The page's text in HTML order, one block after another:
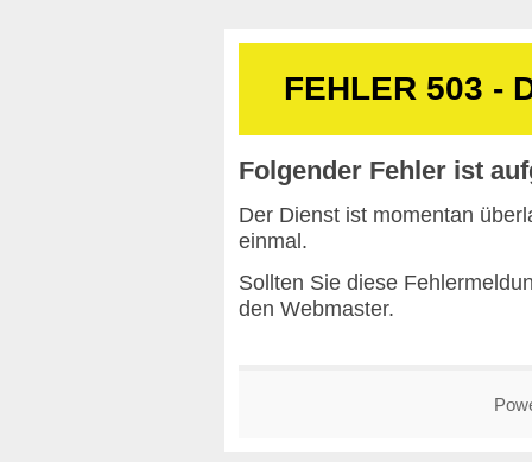
FEHLER 503 -
Folgender Fehler ist
Der Dienst ist momentan
einmal.
Sollten Sie diese
den Webmaster.